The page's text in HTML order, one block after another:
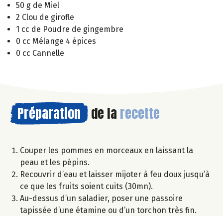
50 g de Miel
2 Clou de girofle
1 cc de Poudre de gingembre
0 cc Mélange 4 épices
0 cc Cannelle
Préparation de la recette
Couper les pommes en morceaux en laissant la
peau et les pépins.
Recouvrir d’eau et laisser mijoter à feu doux jusqu’à
ce que les fruits soient cuits (30mn).
Au-dessus d’un saladier, poser une passoire
tapissée d’une étamine ou d’un torchon très fin.